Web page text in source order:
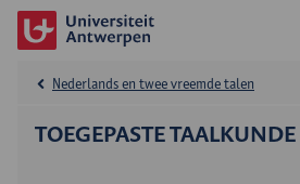
TOEGEPASTE TAALKUNDE
Nederlands en twee vreemde talen